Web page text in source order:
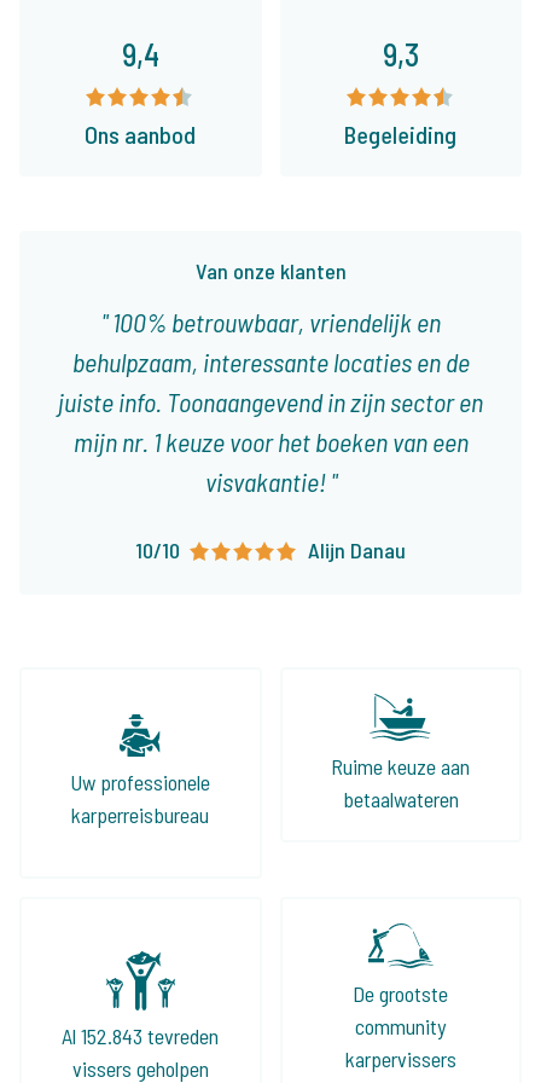
Van onze klanten
100% betrouwbaar, vriendelijk en
behulpzaam, interessante locaties en de
juiste info. Toonaangevend in zijn sector en
mijn nr. 1 keuze voor het boeken van een
visvakantie!
10/10 Alijn Danau
9,4
Ons aanbod
9,3
Begeleiding
Uw professionele
karperreisbureau
Ruime keuze aan
betaalwateren
Al 152.843 tevreden
vissers geholpen
De grootste
community
karpervissers